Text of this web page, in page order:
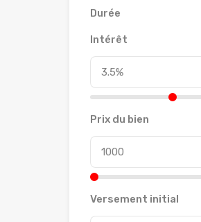
Durée
Intérêt
Prix du bien
Versement initial